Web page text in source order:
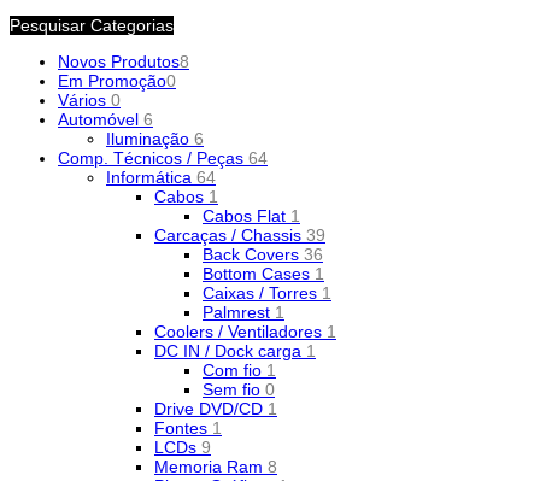
Pesquisar Categorias
Novos Produtos8
Em Promoção0
Vários 0
Automóvel 6
Iluminação 6
Comp. Técnicos / Peças 64
Informática 64
Cabos 1
Cabos Flat 1
Carcaças / Chassis 39
Back Covers 36
Bottom Cases 1
Caixas / Torres 1
Palmrest 1
Coolers / Ventiladores 1
DC IN / Dock carga 1
Com fio 1
Sem fio 0
Drive DVD/CD 1
Fontes 1
LCDs 9
Memoria Ram 8